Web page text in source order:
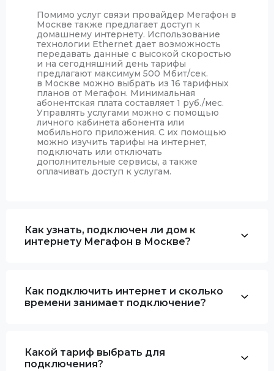
Помимо услуг связи провайдер Мегафон в
Москве также предлагает доступ к
домашнему интернету. Использование
технологии Ethernet дает возможность
передавать данные с высокой скоростью
и на сегодняшний день тарифы
предлагают максимум 500 Мбит/сек.
в Москве можно выбрать из 16 тарифных
планов от Мегафон. Минимальная
абонентская плата составляет 1 руб./мес.
Управлять услугами можно с помощью
личного кабинета абонента или
мобильного приложения. С их помощью
можно изучить тарифы на интернет,
подключать или отключать
дополнительные сервисы, а также
оплачивать доступ к услугам.
Как узнать, подключен ли дом к
интернету Мегафон в Москве?
Как подключить интернет и сколько
времени занимает подключение?
Какой тариф выбрать для
подключения?